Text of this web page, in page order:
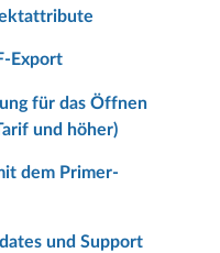
Export
für das Öffnen
und höher)
dem Primer-
und Support